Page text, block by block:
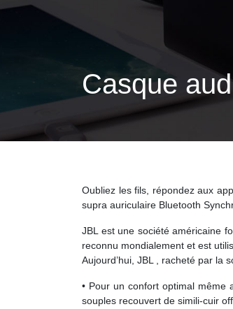
Casque
Oubliez les fils, répondez aux
supra auriculaire Bluetooth
JBL est une société américaine
reconnu mondialement et est
Aujourd’hui, JBL , racheté par la
• Pour un confort optimal même
souples recouvert de simili-cuir